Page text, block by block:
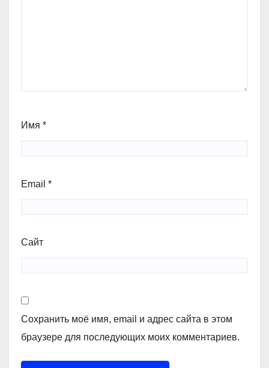
Имя *
Email *
Сайт
Сохранить моё имя, email и адрес сайта в этом
браузере для последующих моих комментариев.